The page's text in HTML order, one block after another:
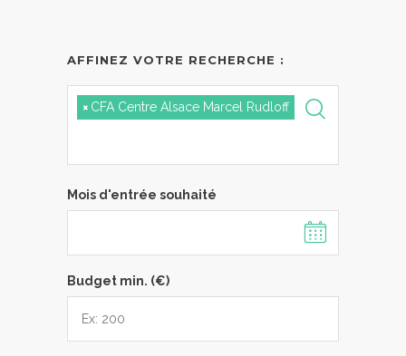
AFFINEZ VOTRE RECHERCHE :
× CFA Centre Alsace Marcel Rudloff
Mois d'entrée souhaité
Budget min. (€)